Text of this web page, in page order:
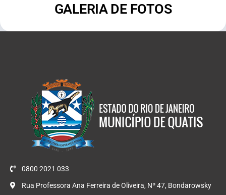
GALERIA DE FOTOS
0800 2021 033
Rua Professora Ana Ferreira de Oliveira, Nº 47, Bondarowsky